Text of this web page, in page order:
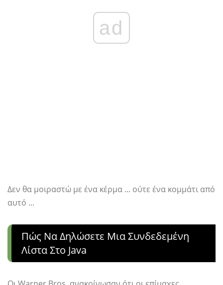
ad
Δεν θα μοιραστώ με ένα κέρμα ... ούτε ένα κομμάτι από
αυτό ...
Πώς Να Δηλώσετε Μια Συνδεδεμένη
Λίστα Στο Java